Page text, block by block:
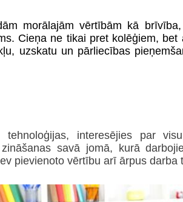
morālajām vērtībām kā brīvība,
Cieņa ne tikai pret kolēģiem, bet
uzskatu un pārliecības
interesējies par
savā jomā, kurā
pievienoto vērtību arī ārpus darba